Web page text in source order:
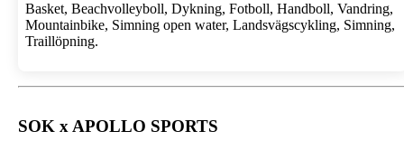
Basket, Beachvolleyboll, Dykning, Fotboll, Handboll, Vandring,
Mountainbike, Simning open water, Landsvägscykling, Simning,
Traillöpning.
SOK x APOLLO SPORTS